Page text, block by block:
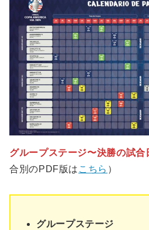
グループステージ〜決勝の試合
合別のPDF版は こちら ）
グループステージ